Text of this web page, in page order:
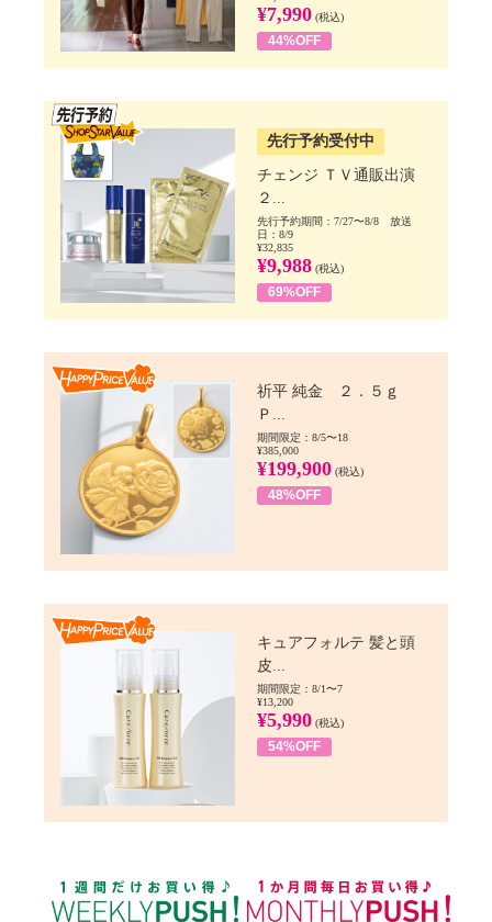
¥7,990 (税込)
44%OFF
先行予約受付中
チェンジ ＴＶ通販出演
２...
先行予約期間：7/27〜8/8 放送
日：8/9
¥32,835
¥9,988 (税込)
69%OFF
祈平 純金 ２．５ｇ
Ｐ...
期間限定：8/5〜18
¥385,000
¥199,900 (税込)
48%OFF
キュアフォルテ 髪と頭
皮...
期間限定：8/1〜7
¥13,200
¥5,990 (税込)
54%OFF